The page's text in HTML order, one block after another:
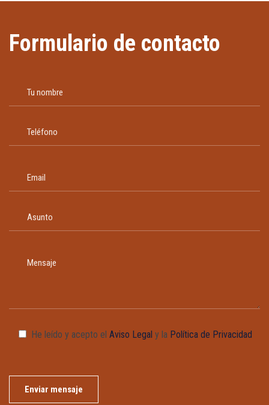
Formulario de contacto
He leído y acepto elAviso Legal y la Política de Privacidad